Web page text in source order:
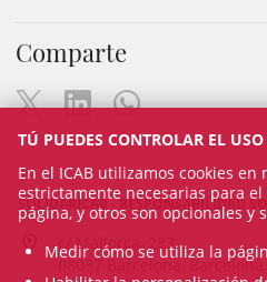
Comparte
SOLIDARICAB - RESPONSABILIDAD
c/ Mallorca, 283
08037 Barcelona, Barcelona
TÚ PUEDES CONTROLAR EL
En el ICAB utilizamos cookies
estrictamente necesarias para
página, y otros son opcionales y
Medir cómo se utiliza la